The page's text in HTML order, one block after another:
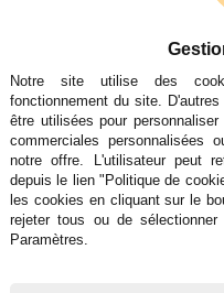
Notre site utilise des
fonctionnement du site.
être utilisées pour
commerciales personnalisées
notre offre. L'utilisateur peut
depuis le lien "Politique de
les cookies en cliquant sur le
rejeter tous ou de
Paramètres.